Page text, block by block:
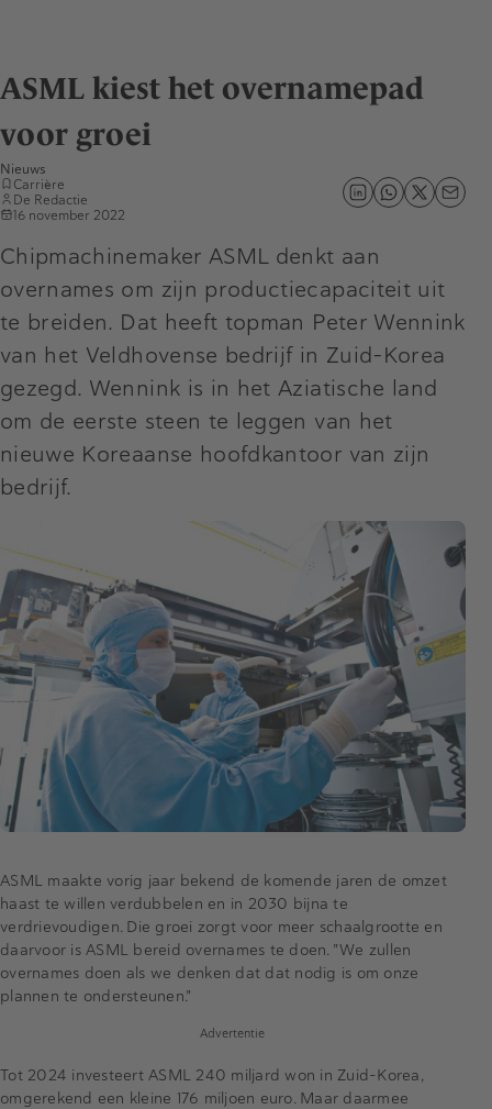
ASML kiest het overnamepad
voor groei
Nieuws
Carrière
De Redactie
16 november 2022
Chipmachinemaker ASML denkt aan
overnames om zijn productiecapaciteit uit
te breiden. Dat heeft topman Peter Wennink
van het Veldhovense bedrijf in Zuid-Korea
gezegd. Wennink is in het Aziatische land
om de eerste steen te leggen van het
nieuwe Koreaanse hoofdkantoor van zijn
bedrijf.
ASML maakte vorig jaar bekend de komende jaren de omzet
haast te willen verdubbelen en in 2030 bijna te
verdrievoudigen. Die groei zorgt voor meer schaalgrootte en
daarvoor is ASML bereid overnames te doen. "We zullen
overnames doen als we denken dat dat nodig is om onze
plannen te ondersteunen."
Advertentie
Tot 2024 investeert ASML 240 miljard won in Zuid-Korea,
omgerekend een kleine 176 miljoen euro. Maar daarmee